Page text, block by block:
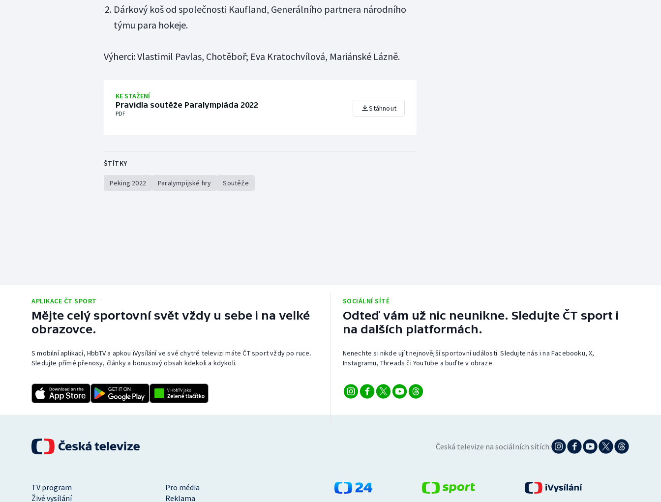
Dárkový koš od společnosti Kaufland, Generálního partnera národního
týmu para hokeje.
Výherci: Vlastimil Pavlas, Chotěboř; Eva Kratochvílová, Mariánské Lázně.
KE STAŽENÍ
Pravidla soutěže Paralympiáda 2022
PDF
Stáhnout
ŠTÍTKY
Peking 2022 Paralympijské hry Soutěže
APLIKACE ČT SPORT
Mějte celý sportovní svět vždy u sebe i na velké
obrazovce.
S mobilní aplikací, HbbTV a apkou iVysílání ve své chytré televizi máte ČT sport vždy po ruce.
Sledujte přímé přenosy, články a bonusový obsah kdekoli a kdykoli.
SOCIÁLNÍ SÍTĚ
Odteď vám už nic neunikne. Sledujte ČT sport i
na dalších platformách.
Nenechte si nikde ujít nejnovější sportovní události. Sledujte nás i na Facebooku, X,
Instagramu, Threads či YouTube a buďte v obraze.
Česká televize na sociálních sítích:
TV program
Pro média
Živé vysílání
Reklama